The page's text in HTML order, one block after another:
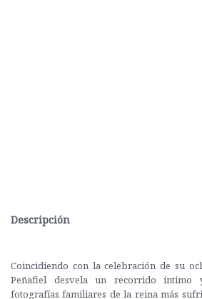
Descripción
Coincidiendo con la celebración de su
Peñafiel desvela un recorrido íntimo
fotografías familiares de la reina más